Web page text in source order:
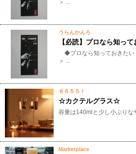
＞ ...
うらんかんろ
【必読】プロなら知って
◆プロなら知っておきたい
＞ ...
８６５５！
☆カクテルグラス☆
容量は140mlと少し小ぶりな
Marketplace